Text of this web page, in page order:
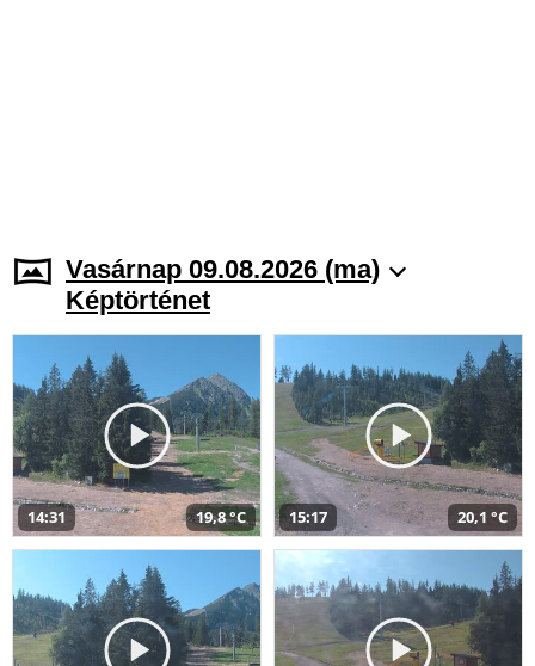
Vasárnap 09.08.2026 (ma)
Képtörténet
14:31 19,8 °C 15:17 20,1 °C